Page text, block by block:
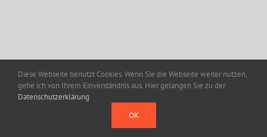
Diese Webseite benutzt Cookies. Wenn Sie die Webseite weiter nutzen,
gehe ich von Ihrem Einverständnis aus. Hier gelangen Sie zu der
Datenschutzerklärung
OK